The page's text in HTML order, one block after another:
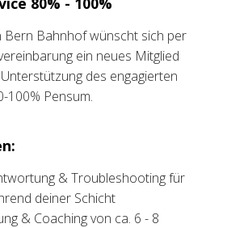
Bern Bahnhof wünscht sich per
ein neues Mitglied
des engagierten
100% Pensum.
& Troubleshooting für
deiner Schicht
& Coaching von ca. 6 - 8